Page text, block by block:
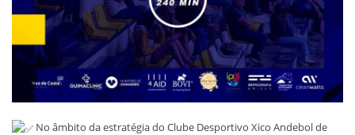
No âmbito da estratégia do Clube Desportivo Xico Andebol de